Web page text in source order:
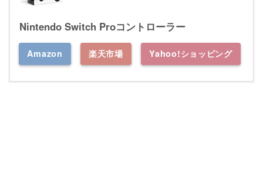
Nintendo Switch Proコントローラー
Amazon 楽天市場 Yahoo!ショッピング